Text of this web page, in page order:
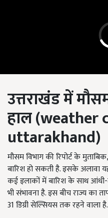
उत्तराखंड में
हाल(weather
uttarakhand)
मौसम विभाग की रिपोर्ट के
बारिश हो सकती है. इसके अलावा
कई इलाकों में बारिश के साथ
भी संभावना है. इस बीच राज्य का
31 डिग्री सेल्सियस तक रहने वाला है.